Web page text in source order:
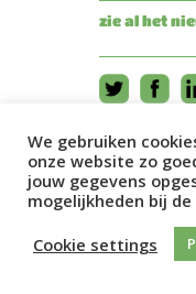
zie al het
We gebruiken
onze website zo
jouw gegevens
mogelijkheden bij
Cookie settings